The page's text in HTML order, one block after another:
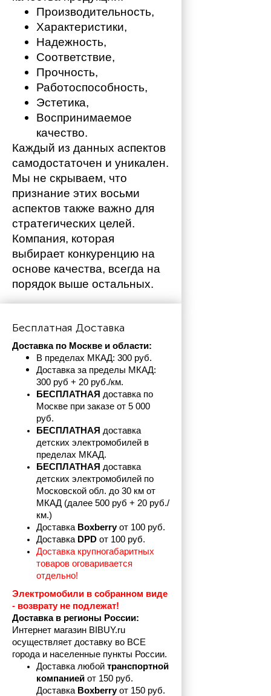
Производительность,
Характеристики,
Надежность,
Соответствие,
Прочность,
Работоспособность,
Эстетика,
Воспринимаемое
качество.
Каждый из данных аспектов
самодостаточен и уникален.
Мы не скрываем, что
признание этих восьми
аспектов также важно для
стратегических целей.
Компания, которая
выбирает конкуренцию на
основе качества, всегда на
порядок выше остальных.
Бесплатная Доставка
Доставка по Москве и области:
В пределах МКАД: 300 руб.
Доставка за пределы МКАД:
300 руб + 20 руб./км.
БЕСПЛАТНАЯ доставка по
Москве при заказе от 5 000
руб.
БЕСПЛАТНАЯ доставка
детских электромобилей в
пределах МКАД.
БЕСПЛАТНАЯ доставка
детских электромобилей по
Московской обл. до 30 км от
МКАД (далее 500 руб + 20 руб./
км.)
Доставка Boxberry от 100 руб.
Доставка DPD от 100 руб.
Доставка крупногабаритных
товаров оговаривается
отдельно!
Электромобили в собранном виде
- возврату не подлежат!
Доставка в регионы России:
Интернет магазин BIBUY.ru
осуществляет доставку во ВСЕ
города и населенные пункты России.
Доставка любой транспортной
компанией от 150 руб.
Доставка Boxberry от 150 руб.